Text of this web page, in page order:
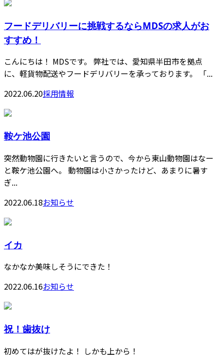
フードデリバリーに挑戦するならMDSの求人がお
すすめ！
こんにちは！ MDSです。 弊社では、愛知県半田市を拠点
に、軽貨物配送やフードデリバリーを承っております。 「...
2022.06.20採用情報
鞍ケ池公園
突然動物園に行きたいと言うので、今から東山動物園はなー
と鞍ケ池公園へ。 動物園は小さかったけど、あまりに暑す
ぎ...
2022.06.18お知らせ
イカ
なかなか美味しそうにできた！
2022.06.16お知らせ
祝！歯抜け
初めてはが抜けたよ！ しかも上から！